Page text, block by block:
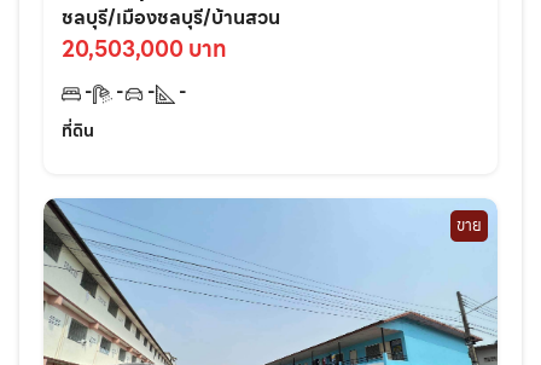
950เมตร อ.เมืองชลบุรี
ชลบุรี/เมืองชลบุรี/บ้านสวน
20,503,000 บาท
- - -
-
ที่ดิน
ขาย